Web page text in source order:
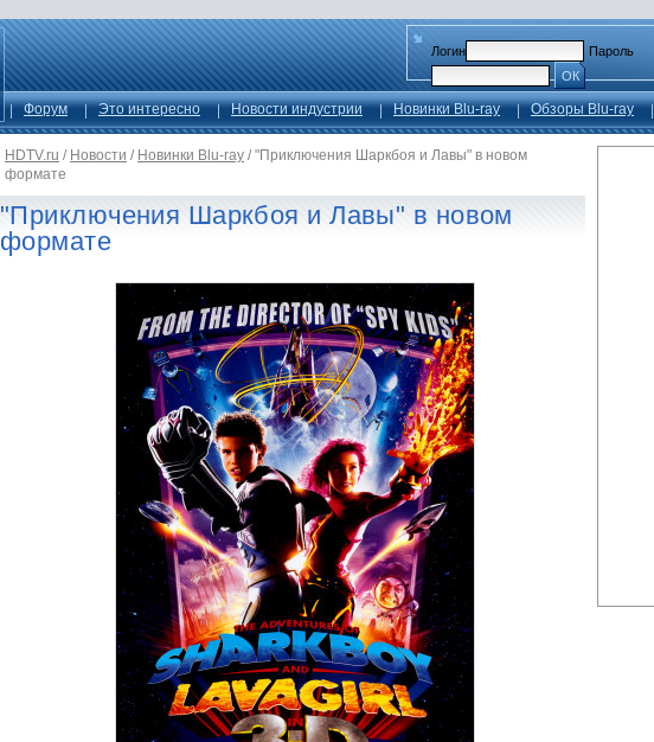
Логин
Пароль
ОК
Форум Это интересно Новости индустрии Новинки Blu-ray Обзоры Blu-ray
HDTV.ru / Новости / Новинки Blu-ray / "Приключения Шаркбоя и Лавы" в новом
формате
"Приключения Шаркбоя и Лавы" в новом
формате